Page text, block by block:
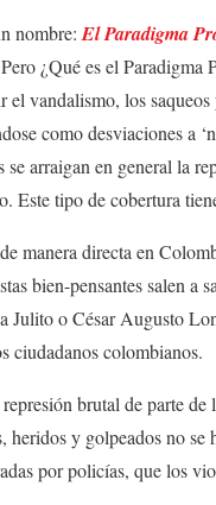
nombre:El Paradigma
¿Qué es el Paradigma
vandalismo, los
como desviaciones a
se arraigan en general la
Este tipo de cobertura
manera directa en
bien-pensantes salen a
o César Augusto
ciudadanos colombianos.
brutal de parte
y golpeados no se
por policías, que los